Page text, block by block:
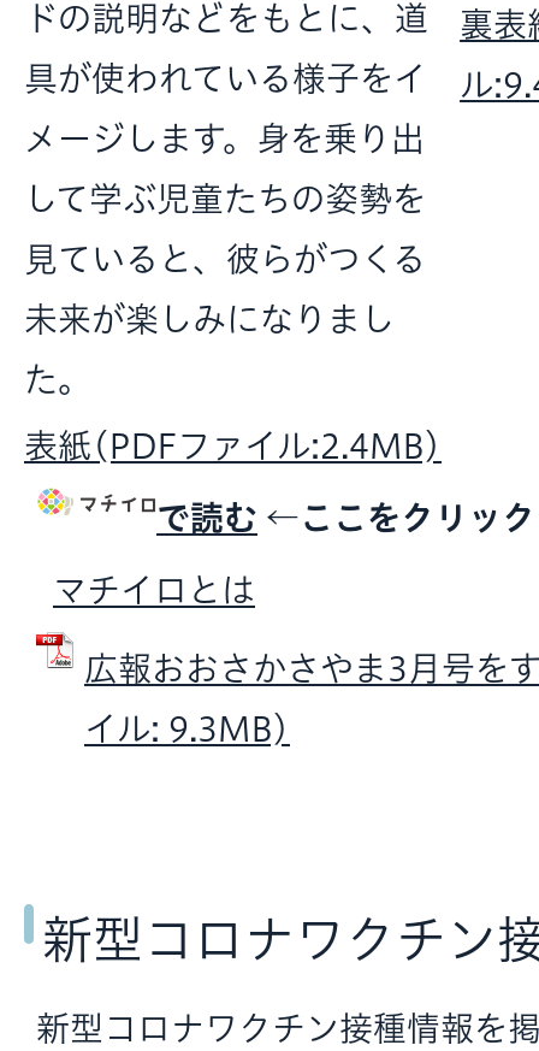
ドの説明などをもとに、道
具が使われている様子をイ
メージします。身を乗り出
して学ぶ児童たちの姿勢を
見ていると、彼らがつくる
未来が楽しみになりまし
た。
表紙(PDFファイル:2.4MB)
裏表
ル
で読む ←ここをクリック
マチイロとは
広報おおさかさやま3月号を
イル: 9.3MB)
新型コロナワクチン
新型コロナワクチン接種情報を